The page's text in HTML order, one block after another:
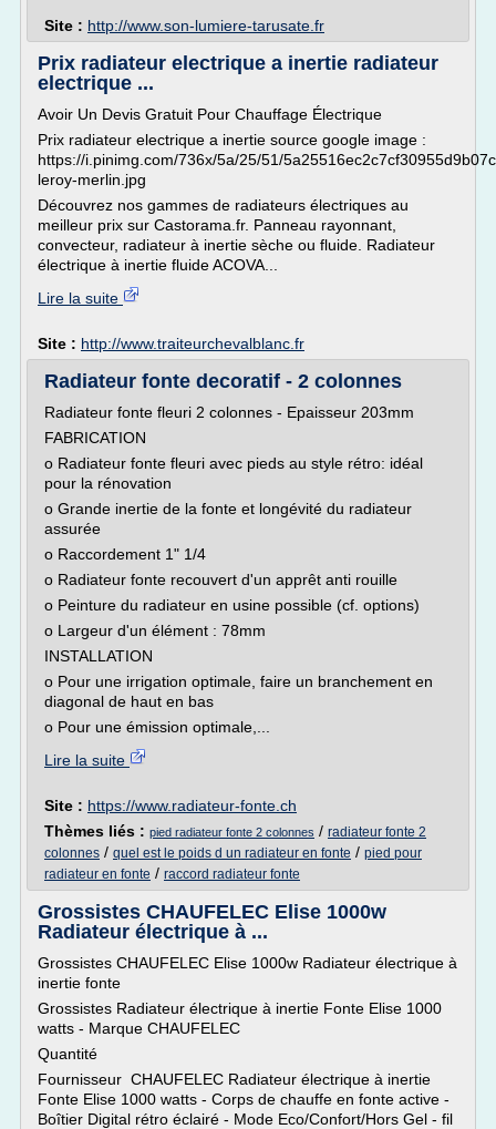
Site : http://www.son-lumiere-tarusate.fr
Prix radiateur electrique a inertie radiateur
electrique ...
Avoir Un Devis Gratuit Pour Chauffage Électrique
Prix radiateur electrique a inertie source google image :
https://i.pinimg.com/736x/5a/25/51/
leroy-merlin.jpg
Découvrez nos gammes de radiateurs électriques au
meilleur prix sur Castorama.fr. Panneau rayonnant,
convecteur, radiateur à inertie sèche ou fluide. Radiateur
électrique à inertie fluide ACOVA...
Lire la suite
Site : http://www.traiteurchevalblanc.fr
Radiateur fonte decoratif - 2 colonnes
Radiateur fonte fleuri 2 colonnes - Epaisseur 203mm
FABRICATION
o Radiateur fonte fleuri avec pieds au style rétro: idéal
pour la rénovation
o Grande inertie de la fonte et longévité du radiateur
assurée
o Raccordement 1" 1/4
o Radiateur fonte recouvert d'un apprêt anti rouille
o Peinture du radiateur en usine possible (cf. options)
o Largeur d'un élément : 78mm
INSTALLATION
o Pour une irrigation optimale, faire un branchement en
diagonal de haut en bas
o Pour une émission optimale,...
Lire la suite
Site : https://www.radiateur-fonte.ch
Thèmes liés : pied radiateur fonte 2 colonnes / radiateur fonte 2
colonnes / quel est le poids d un radiateur en fonte / pied pour
radiateur en fonte / raccord radiateur fonte
Grossistes CHAUFELEC Elise 1000w
Radiateur électrique à ...
Grossistes CHAUFELEC Elise 1000w Radiateur électrique à
inertie fonte
Grossistes Radiateur électrique à inertie Fonte Elise 1000
watts - Marque CHAUFELEC
Quantité
Fournisseur CHAUFELEC Radiateur électrique à inertie
Fonte Elise 1000 watts - Corps de chauffe en fonte active -
Boîtier Digital rétro éclairé - Mode Eco/Confort/Hors Gel - fil